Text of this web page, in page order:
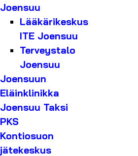
Joensuu
Lääkärikeskus
ITE Joensuu
Terveystalo
Joensuu
Joensuun
Eläinklinikka
Joensuu Taksi
PKS
Kontiosuon
jätekeskus